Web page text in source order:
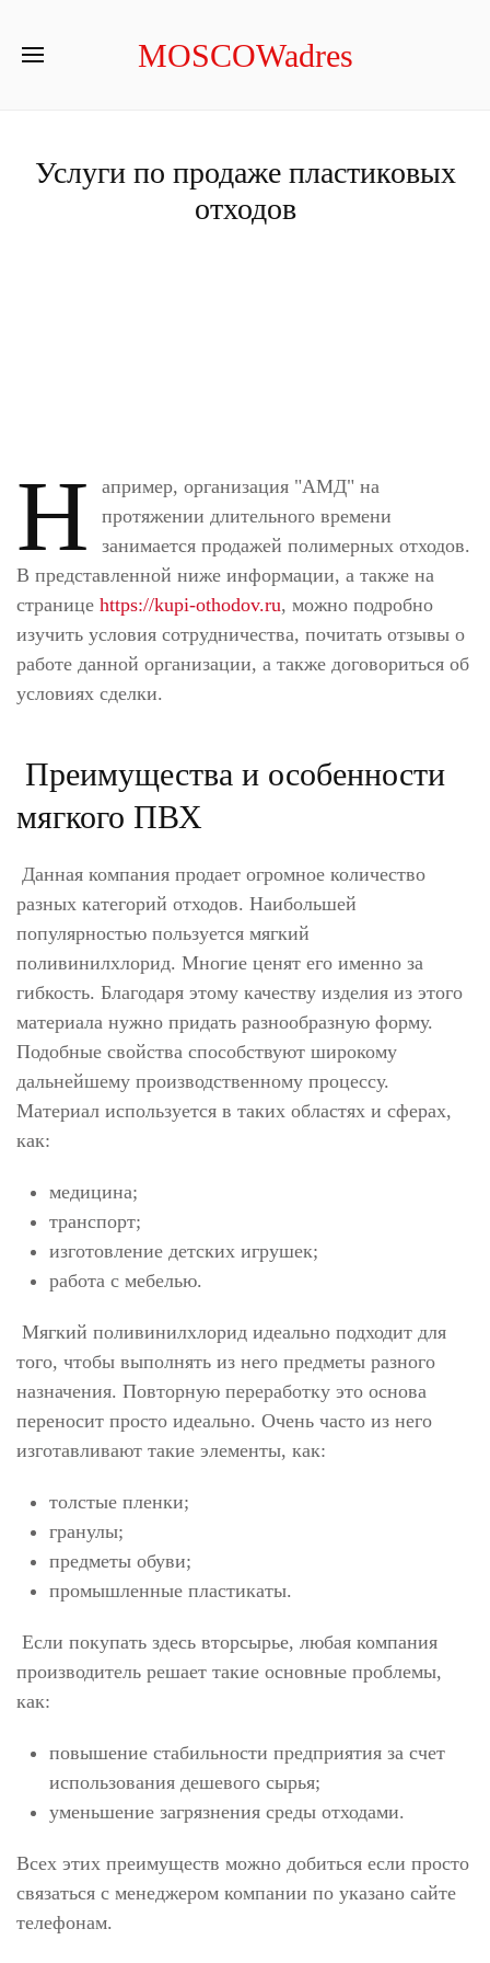
MOSCOWadres
Услуги по продаже пластиковых
отходов
Н
апример, организация "АМД" на
протяжении длительного времени
занимается продажей полимерных отходов.
В представленной ниже информации, а также на
странице https://kupi-othodov.ru, можно подробно
изучить условия сотрудничества, почитать отзывы о
работе данной организации, а также договориться об
условиях сделки.
Преимущества и особенности
мягкого ПВХ
Данная компания продает огромное количество
разных категорий отходов. Наибольшей
популярностью пользуется мягкий
поливинилхлорид. Многие ценят его именно за
гибкость. Благодаря этому качеству изделия из этого
материала нужно придать разнообразную форму.
Подобные свойства способствуют широкому
дальнейшему производственному процессу.
Материал используется в таких областях и сферах,
как:
медицина;
транспорт;
изготовление детских игрушек;
работа с мебелью.
Мягкий поливинилхлорид идеально подходит для
того, чтобы выполнять из него предметы разного
назначения. Повторную переработку это основа
переносит просто идеально. Очень часто из него
изготавливают такие элементы, как:
толстые пленки;
гранулы;
предметы обуви;
промышленные пластикаты.
Если покупать здесь вторсырье, любая компания
производитель решает такие основные проблемы,
как:
повышение стабильности предприятия за счет
использования дешевого сырья;
уменьшение загрязнения среды отходами.
Всех этих преимуществ можно добиться если просто
связаться с менеджером компании по указано сайте
телефонам.